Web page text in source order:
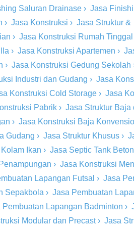
Saluran Drainase › Jasa
› Jasa Konstruksi › Jasa Struktur &
› Jasa Konstruksi Rumah Tinggal
› Jasa Konstruksi Apartemen ›
› Jasa Konstruksi Gedung Sekolah
Industri dan Gudang › Jasa
Konstruksi Cold Storage › Jasa
Pabrik › Jasa Struktur Baja
› Jasa Konstruksi Baja
Gudang › Jasa Struktur Khusus ›
Ikan › Jasa Septic Tank Beton
› Jasa Konstruksi
Lapangan Futsal › Jasa
Sepakbola › Jasa Pembuatan
Pembuatan Lapangan Badminton ›
Modular dan Precast› Jasa